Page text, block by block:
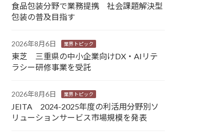
食品包装分野で業務提携 社会課題解決型
包装の普及目指す
2026年8月6日 業界トピック
東芝 三重県の中小企業向けDX・AIリテ
ラシー研修事業を受託
2026年8月6日 業界トピック
JEITA 2024-2025年度の利活用分野別ソ
リューションサービス市場規模を発表